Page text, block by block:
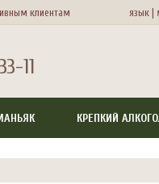
клиентам язык |
11
КРЕПКИЙ